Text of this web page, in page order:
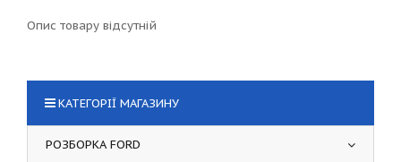
Опис товару відсутній
КАТЕГОРІЇ МАГАЗИНУ
РОЗБОРКА FORD